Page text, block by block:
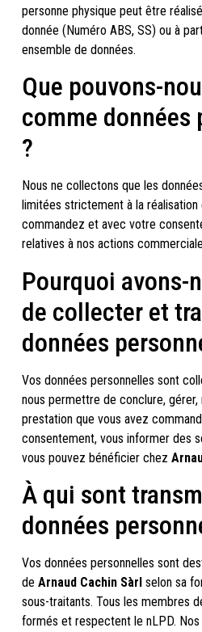
personne physique peut être
donnée (Numéro ABS, SS) ou à
ensemble de données.
Que pouvons-
comme données
?
Nous ne collectons que les
limitées strictement à la
commandez et avec votre
relatives à nos actions
Pourquoi avons-
de collecter et
données
Vos données personnelles sont
nous permettre de conclure,
prestation que vous avez
consentement, vous informer des
vous pouvez bénéficier chez
À qui sont
données
Vos données personnelles sont
de Arnaud Cachin Sàrlselon sa
sous-traitants. Tous les membres
formés et respectent le nLPD.